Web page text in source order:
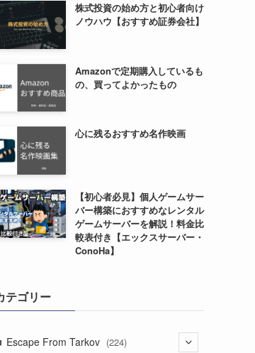
株式投資の始め方と初心者向け
ノウハウ【おすすめ証券会社】
Amazonで定期購入しているも
の、買ってよかったもの
心に残るおすすめ名作映画
【初心者必見】個人ゲームサー
バー構築におすすめなレンタル
ゲームサーバーを解説！料金比
較表付き【エックスサーバー・
ConoHa】
テゴリー
Escape From Tarkov (224)